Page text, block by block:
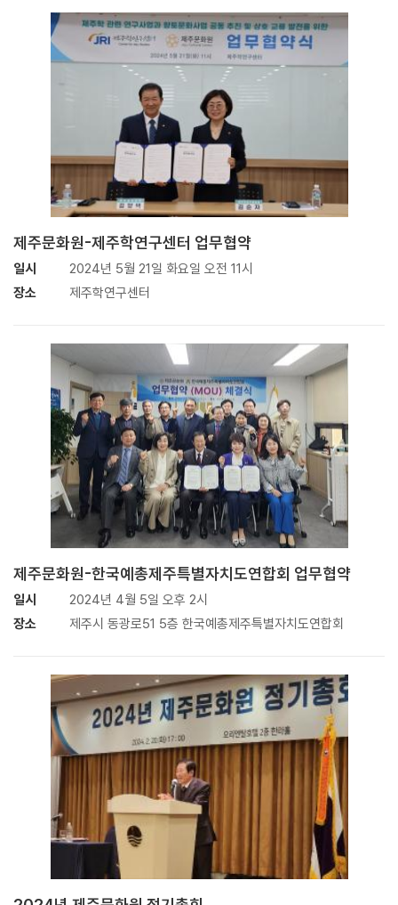
제주문화원-제주학연구센터 업무협약
일시
2024년 5월 21일 화요일 오전 11시
장소
제주학연구센터
제주문화원-한국예총제주특별자치도연합회 업무협약
일시
2024년 4월 5일 오후 2시
장소
제주시 동광로51 5층 한국예총제주특별자치도연합회